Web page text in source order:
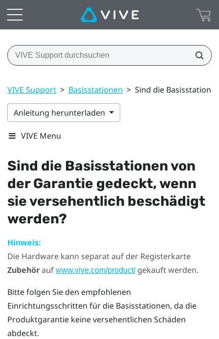
VIVE Support > Basisstationen > Sind die
Anleitung herunterladen
VIVE Menu
Sind die Basisstationen von
der Garantie gedeckt, wenn
sie versehentlich beschädigt
werden?
Hinweis:
Die Hardware kann separat auf der Registerkarte
Zubehörauf www.vive.com/product/gekauft werden.
Bitte folgen Sie den empfohlenen
Einrichtungsschritten für die Basisstationen, da die
Produktgarantie keine versehentlichen Schäden
abdeckt.